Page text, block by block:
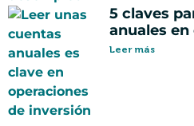
5 claves
anuales
Leer más